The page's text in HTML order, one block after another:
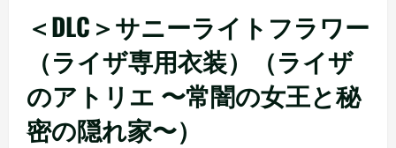
＜DLC＞サニーライトフラワー
（ライザ専用衣装）（ライザ
のアトリエ 〜常闇の女王と秘
密の隠れ家〜）